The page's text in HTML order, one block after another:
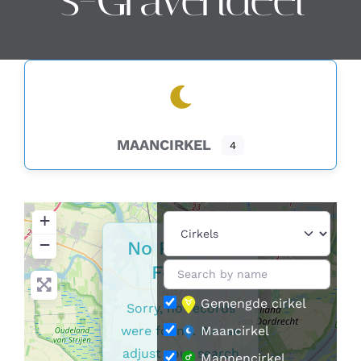
MAANCIRKEL 4
+
−
No Records
Found
Sorry, no records
were found. Please
adjust your search
Gemengde cirkel
Maancirkel